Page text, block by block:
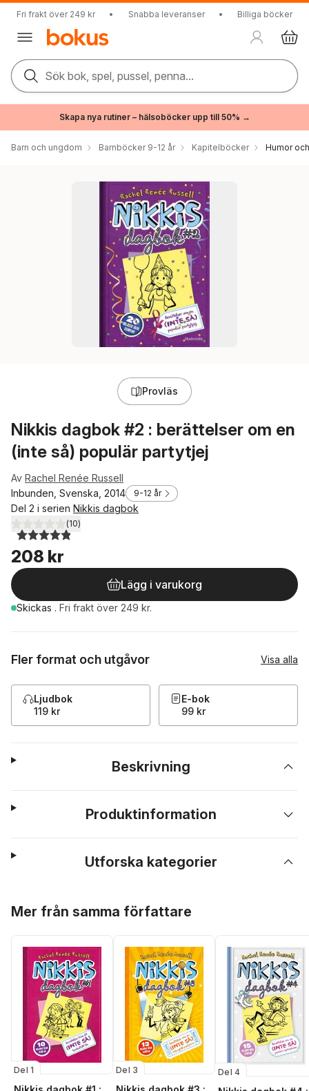
Fri frakt över 249 kr • Snabba leveranser • Billiga böcker
Sök bok, spel, pussel, penna...
Skapa nya rutiner – hälsoböcker upp till 50% →
Barn och ungdom Barnböcker 9-12 år Kapitelböcker Humor
Provläs
Nikkis dagbok #2 : berättelser om en
(inte så) populär partytjej
Av Rachel Renée Russell
Inbunden, Svenska, 2014
9-12 år
Del 2 i serien Nikkis dagbok
4,9utav 5 stjärnor. Totalt antal röster:
(10)
208 kr
Lägg i varukorg
Skickas . Fri frakt över 249 kr.
Fler format och utgåvor Visa alla
Ljudbok
119 kr
E-bok
99 kr
Beskrivning
Produktinformation
Utforska kategorier
Mer från samma författare
Del 1 Del 3 Del 4